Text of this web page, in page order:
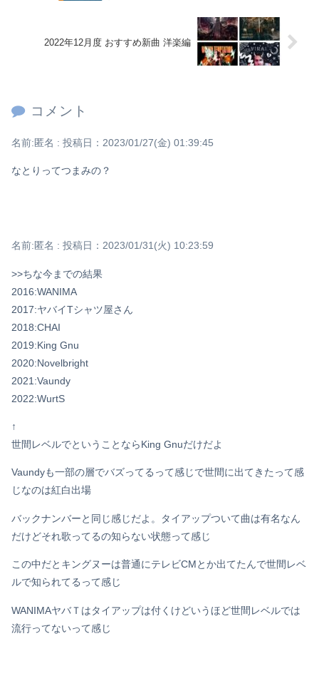
Powered by livedoor 相互RSS
2022年12月度 おすすめ新曲 洋楽編
コメント
名前:匿名 : 投稿日：2023/01/27(金) 01:39:45
なとりってつまみの？
名前:匿名 : 投稿日：2023/01/31(火) 10:23:59
>>ちな今までの結果
2016:WANIMA
2017:ヤバイTシャツ屋さん
2018:CHAI
2019:King Gnu
2020:Novelbright
2021:Vaundy
2022:WurtS
↑
世間レベルでということならKing Gnuだけだよ
Vaundyも一部の層でバズってるって感じで世間に出てきたって感
じなのは紅白出場
バックナンバーと同じ感じだよ。タイアップついて曲は有名なん
だけどそれ歌ってるの知らない状態って感じ
この中だとキングヌーは普通にテレビCMとか出てたんで世間レベ
ルで知られてるって感じ
WANIMAヤバＴはタイアップは付くけどいうほど世間レベルでは
流行ってないって感じ